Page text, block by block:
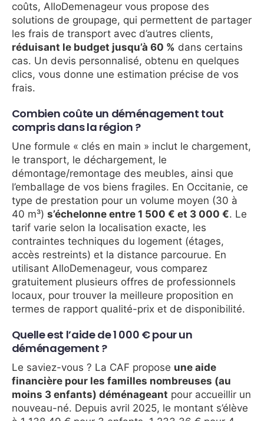
coûts, AlloDemenageur vous propose des
solutions de groupage, qui permettent de partager
les frais de transport avec d’autres clients,
réduisant le budget jusqu’à 60 % dans certains
cas. Un devis personnalisé, obtenu en quelques
clics, vous donne une estimation précise de vos
frais.
Combien coûte un déménagement tout
compris dans la région ?
Une formule « clés en main » inclut le chargement,
le transport, le déchargement, le
démontage/remontage des meubles, ainsi que
l’emballage de vos biens fragiles. En Occitanie, ce
type de prestation pour un volume moyen (30 à
40 m³) s’échelonne entre 1 500 € et 3 000 €. Le
tarif varie selon la localisation exacte, les
contraintes techniques du logement (étages,
accès restreints) et la distance parcourue. En
utilisant AlloDemenageur, vous comparez
gratuitement plusieurs offres de professionnels
locaux, pour trouver la meilleure proposition en
termes de rapport qualité-prix et de disponibilité.
Quelle est l’aide de 1 000 € pour un
déménagement ?
Le saviez-vous ? La CAF propose une aide
financière pour les familles nombreuses (au
moins 3 enfants) déménageant pour accueillir un
nouveau-né. Depuis avril 2025, le montant s’élève